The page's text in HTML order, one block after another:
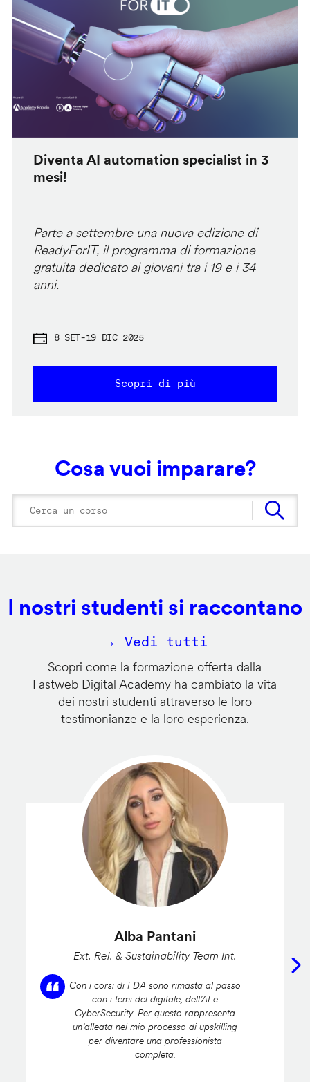
Diventa AI automation specialist in 3
mesi!
Parte a settembre una nuova edizione di
ReadyForIT, il programma di formazione
gratuita dedicato ai giovani tra i 19 e i 34
anni.
8 SET-19 DIC 2025
Scopri di più
Cosa vuoi imparare?
I nostri studenti si raccontano
→ Vedi tutti
Scopri come la formazione offerta dalla
Fastweb Digital Academy ha cambiato la vita
dei nostri studenti attraverso le loro
testimonianze e la loro esperienza.
Alba Pantani
Ext. Rel. & Sustainability Team Int.
Con i corsi di FDA sono rimasta al passo
con i temi del digitale, dell’AI e
CyberSecurity. Per questo rappresenta
un’alleata nel mio processo di upskilling
per diventare una professionista
completa.